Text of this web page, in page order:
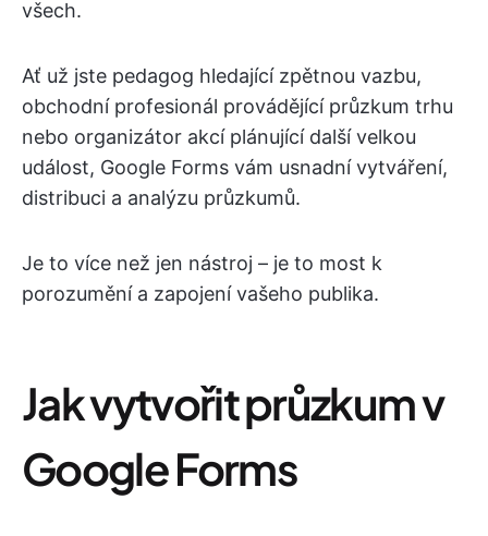
všech.
Ať už jste pedagog hledající zpětnou vazbu,
obchodní profesionál provádějící průzkum trhu
nebo organizátor akcí plánující další velkou
událost, Google Forms vám usnadní vytváření,
distribuci a analýzu průzkumů.
Je to více než jen nástroj – je to most k
porozumění a zapojení vašeho publika.
Jak vytvořit průzkum v
Google Forms